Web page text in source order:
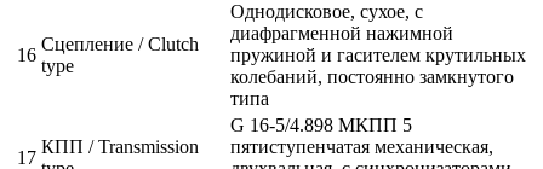
16
Сцепление / Clutch
type
Однодисковое, сухое, с
диафрагменной нажимной
пружиной и гасителем крутильных
колебаний, постоянно замкнутого
типа
17
КПП / Transmission
G 16-5/4.898 МКПП 5
пятиступенчатая механическая,